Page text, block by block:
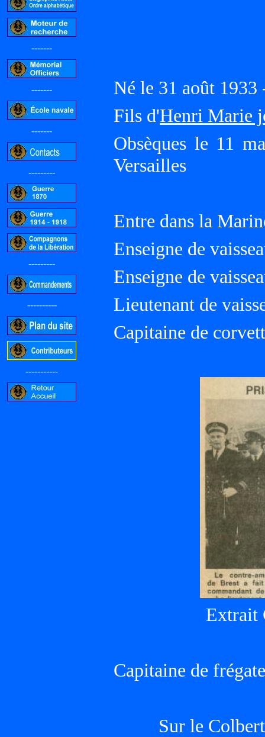
-------
-------
-------
---------
---------
----------
-----------
Né le 31 août 1933
Fils d'Henri Marie
Obsèques le 11
Versailles
Entre dans la
Enseigne de
Enseigne de
Lieutenant de
Capitaine de
Extrait
Capitaine de frégate
Sur le